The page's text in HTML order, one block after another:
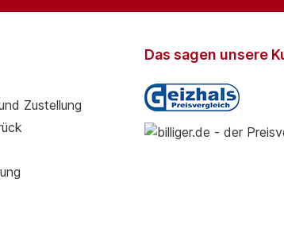
Zustellung
Das sagen unsere